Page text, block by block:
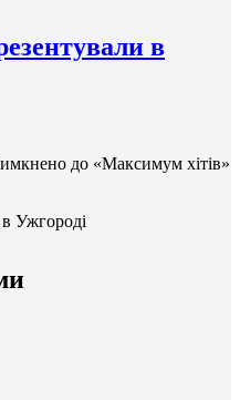
в
до «Максимум хітів»
Ужгороді